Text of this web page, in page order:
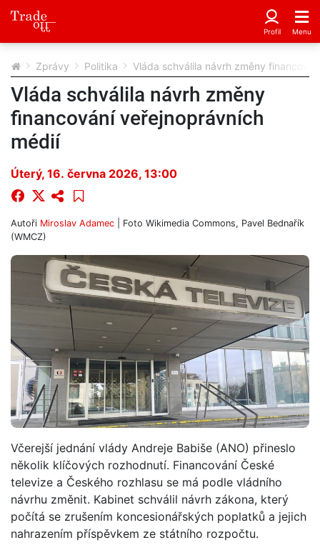
Zprávy Politika Vláda schválila návrh změny
Vláda schválila návrh změny
financování veřejnoprávních
médií
Úterý, 16. června 2026, 13:00
Autoři Miroslav Adamec | Foto Wikimedia Commons, Pavel Bednařík
(WMCZ)
Včerejší jednání vlády Andreje Babiše (ANO) přineslo
několik klíčových rozhodnutí. Financování České
televize a Českého rozhlasu se má podle vládního
návrhu změnit. Kabinet schválil návrh zákona, který
počítá se zrušením koncesionářských poplatků a jejich
nahrazením příspěvkem ze státního rozpočtu.